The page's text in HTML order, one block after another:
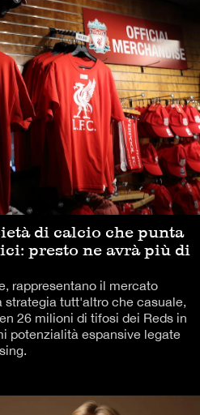
di calcio che punta
presto ne avrà più di
rappresentano il mercato
strategia tutt'altro che casuale,
26 milioni di tifosi dei Reds in
potenzialità espansive legate